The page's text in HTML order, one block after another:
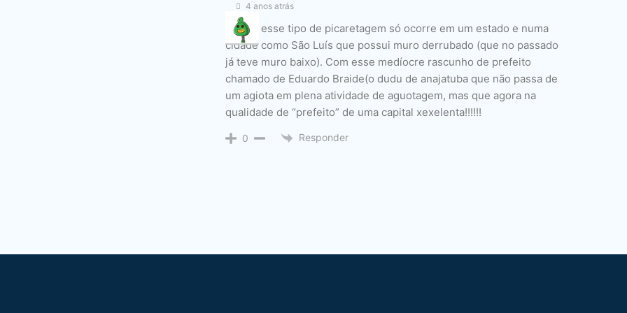
4 anos atrás
Rapaz, esse tipo de picaretagem só ocorre em um estado e numa
cidade como São Luís que possui muro derrubado (que no passado
já teve muro baixo). Com esse medíocre rascunho de prefeito
chamado de Eduardo Braide(o dudu de anajatuba que não passa de
um agiota em plena atividade de aguotagem, mas que agora na
qualidade de “prefeito” de uma capital xexelenta!!!!!!
0 Responder